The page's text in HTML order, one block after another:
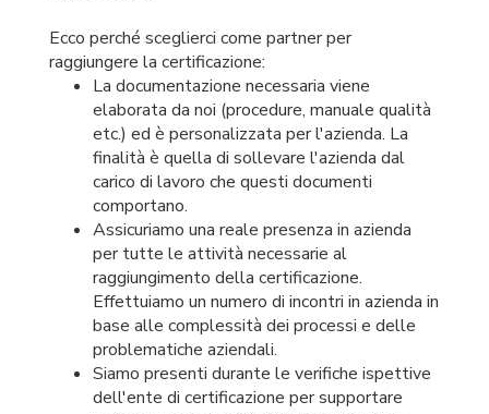
Ecco perché sceglierci come partner per
raggiungere la certificazione:
La documentazione necessaria viene
elaborata da noi (procedure, manuale qualità
etc.) ed è personalizzata per l'azienda. La
finalità è quella di sollevare l'azienda dal
carico di lavoro che questi documenti
comportano.
Assicuriamo una reale presenza in azienda
per tutte le attività necessarie al
raggiungimento della certificazione.
Effettuiamo un numero di incontri in azienda in
base alle complessità dei processi e delle
problematiche aziendali.
Siamo presenti durante le verifiche ispettive
dell'ente di certificazione per supportare